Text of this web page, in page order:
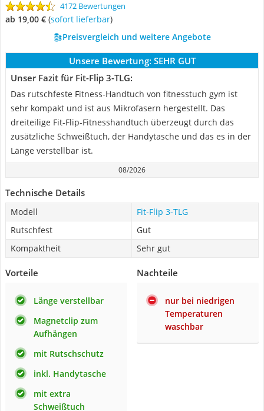
4172 Bewertungen
ab 19,00 € ( Sofort lieferbar)
Preisvergleich und weitere Angebote
Unsere Bewertung: SEHR GUT
Unser Fazit für Fit-Flip 3-TLG:
Das rutschfeste Fitness-Handtuch von fitnesstuch gym ist
sehr kompakt und ist aus Mikrofasern hergestellt. Das
dreiteilige Fit-Flip-Fitnesshandtuch überzeugt durch das
zusätzliche Schweißtuch, der Handytasche und das es in der
Länge verstellbar ist.
08/2026
Technische Details
Modell
Fit-Flip 3-TLG
Rutschfest
Gut
Kompaktheit
Sehr gut
Vorteile
Länge verstellbar
Magnetclip zum
Aufhängen
mit Rutschschutz
inkl. Handytasche
mit extra
Schweißtuch
Nachteile
nur bei niedrigen
Temperaturen
waschbar